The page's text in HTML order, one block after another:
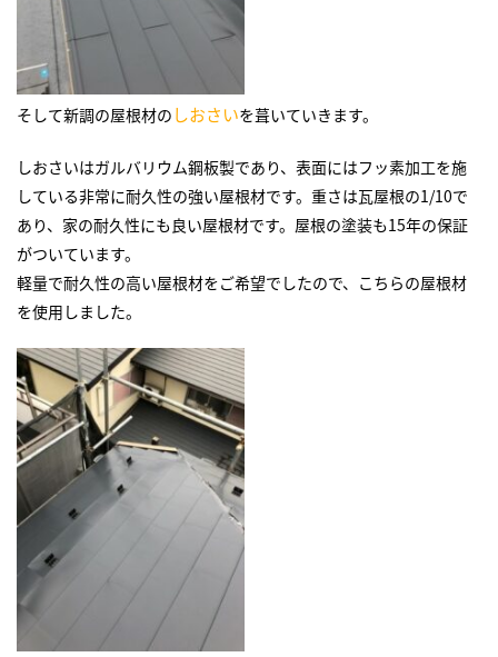
そして新調の屋根材の しおさいを葺いていきます。
しおさいはガルバリウム鋼板製であり、表面にはフッ素加工を施
している非常に耐久性の強い屋根材です。重さは瓦屋根の1/10で
あり、家の耐久性にも良い屋根材です。屋根の塗装も15年の保証
がついています。
軽量で耐久性の高い屋根材をご希望でしたので、こちらの屋根材
を使用しました。